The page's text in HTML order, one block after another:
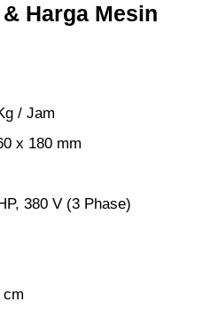
Harga Mesin
/ Jam
x 180 mm
380 V (3 Phase)
cm